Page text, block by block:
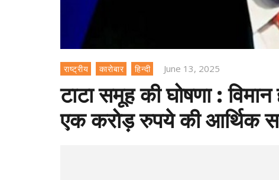
राष्ट्रीय कारोबार हिन्दी June 13, 2025
टाटा समूह की घोषणा :
एक करोड़ रुपये की आर्थिक